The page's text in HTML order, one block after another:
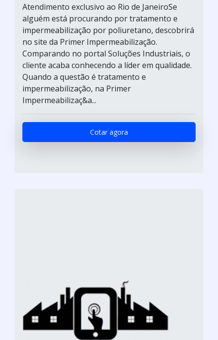
Atendimento exclusivo ao Rio de JaneiroSe
alguém está procurando por tratamento e
impermeabilização por poliuretano, descobrirá
no site da Primer Impermeabilização.
Comparando no portal Soluções Industriais, o
cliente acaba conhecendo a líder em qualidade.
Quando a questão é tratamento e
impermeabilização, na Primer
Impermeabilizaç&a...
Cotar agora